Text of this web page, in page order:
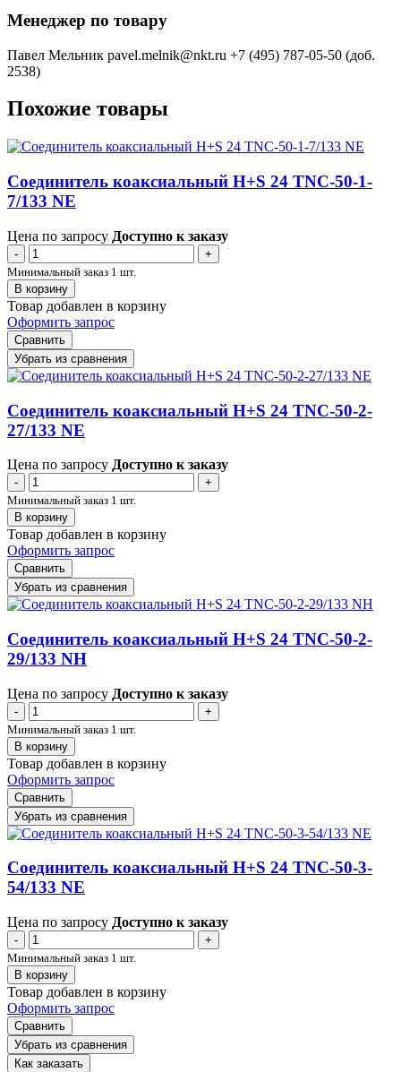
Менеджер по товару
Павел Мельник pavel.melnik@nkt.ru +7 (495) 787-05-50 (доб.
2538)
Похожие товары
Соединитель коаксиальный H+S 24 TNC-50-1-
7/133 NE
Цена по запросу Доступно к заказу
-
+
Минимальный заказ 1 шт.
В корзину
Товар добавлен в корзину
Оформить запрос
Сравнить
Убрать из сравнения
Соединитель коаксиальный H+S 24 TNC-50-2-
27/133 NE
Цена по запросу Доступно к заказу
-
+
Минимальный заказ 1 шт.
В корзину
Товар добавлен в корзину
Оформить запрос
Сравнить
Убрать из сравнения
Соединитель коаксиальный H+S 24 TNC-50-2-
29/133 NH
Цена по запросу Доступно к заказу
-
+
Минимальный заказ 1 шт.
В корзину
Товар добавлен в корзину
Оформить запрос
Сравнить
Убрать из сравнения
Соединитель коаксиальный H+S 24 TNC-50-3-
54/133 NE
Цена по запросу Доступно к заказу
-
+
Минимальный заказ 1 шт.
В корзину
Товар добавлен в корзину
Оформить запрос
Сравнить
Убрать из сравнения
Как заказать